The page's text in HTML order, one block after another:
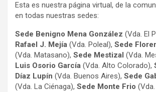
Esta es nuestra página virtual, de la
en todas nuestras sedes:
Sede Benigno Mena González (Vda. El
Rafael J. Mejía (Vda. Poleal), Sede
(Vda. Matasano), Sede Mestizal (Vda.
Luis Osorio García (Vda. Alto Colorado),
Díaz Lupín (Vda. Buenos Aires), Sede
(Vda. La Ciénaga), Sede Monte Frio